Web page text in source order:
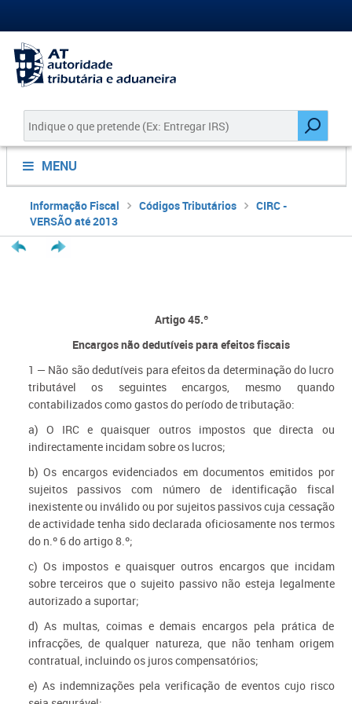
MENU
Informação Fiscal Códigos Tributários
CIRC -
VERSÃO até 2013
Artigo 45.º
Encargos não dedutíveis para efeitos fiscais
1 — Não são dedutíveis para efeitos da determinação do lucro
tributável os seguintes encargos, mesmo quando
contabilizados como gastos do período de tributação:
a) O IRC e quaisquer outros impostos que directa ou
indirectamente incidam sobre os lucros;
b) Os encargos evidenciados em documentos emitidos por
sujeitos passivos com número de identificação fiscal
inexistente ou inválido ou por sujeitos passivos cuja cessação
de actividade tenha sido declarada oficiosamente nos termos
do n.º 6 do artigo 8.º;
c) Os impostos e quaisquer outros encargos que incidam
sobre terceiros que o sujeito passivo não esteja legalmente
autorizado a suportar;
d) As multas, coimas e demais encargos pela prática de
infracções, de qualquer natureza, que não tenham origem
contratual, incluindo os juros compensatórios;
e) As indemnizações pela verificação de eventos cujo risco